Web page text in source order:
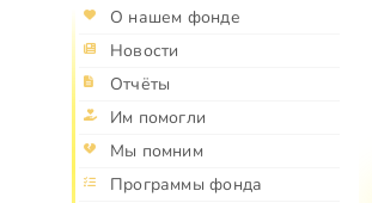
О нашем фонде
Новости
Отчёты
Им помогли
Мы помним
Программы фонда